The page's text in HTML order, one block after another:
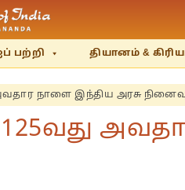
பற்றி தியானம் &
நாளை இந்திய அரசு நினைவு